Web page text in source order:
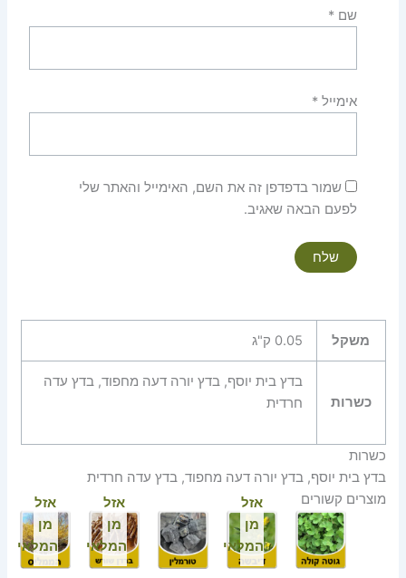
שם *
אימייל *
שמור בדפדפן זה את השם, האימייל והאתר שלי
לפעם הבאה שאגיב.
משקל 0.05 ק"ג
כשרות
בדץ בית יוסף, בדץ יורה דעה מחפוד, בדץ עדה
חרדית
כשרות
בדץ בית יוסף, בדץ יורה דעה מחפוד, בדץ עדה חרדית
מוצרים קשורים
אזל
מן
המלאי
אזל
מן
המלאי
אזל
מן
המלאי